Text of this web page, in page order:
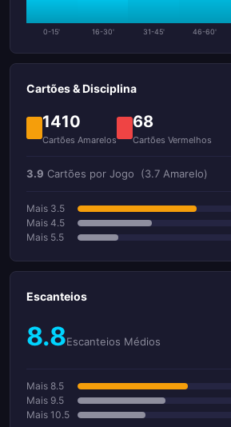
0-15' 16-30' 31-45' 46-60'
Cartões & Disciplina
1410
Cartões Amarelos
68
Cartões Vermelhos
3.9 Cartões por Jogo (3.7 Amarelo)
Mais 3.5
Mais 4.5
Mais 5.5
Escanteios
8.8Escanteios Médios
Mais 8.5
Mais 9.5
Mais 10.5